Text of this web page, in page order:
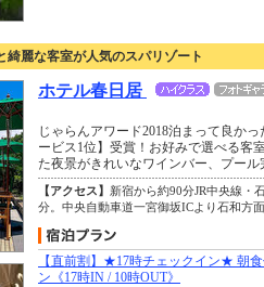
麗な客室が人気のスパリゾート
ホテル春日居
じゃらんアワード2018泊まって良か
ービス1位】受賞！お好みで選べる客
た夜景がきれいなワインバー、プー
【アクセス】 新宿から約90分JR中央線・
分。中央自動車道一宮御坂ICより石和方
【直前割】★17時チェックイン★ 朝
ン《17時IN / 10時OUT》